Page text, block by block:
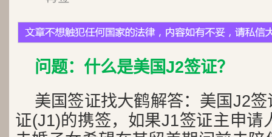
问题：什么是美国J2签证？
美国签证找大鹤解答：美国J2
证(J1)的携签，如果J1签证主申请